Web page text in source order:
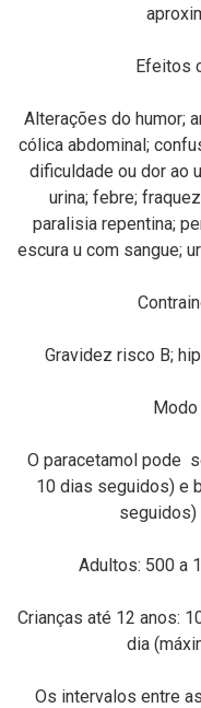
Efeitos
Alterações do humor;
cólica abdominal;
dificuldade ou dor ao
urina; febre;
paralisia repentina;
escura u com sangue;
Gravidez risco B;
O paracetamol pode
10 dias seguidos) e
seguidos)
Adultos: 500 a
Crianças até 12 anos:
dia
Os intervalos entre